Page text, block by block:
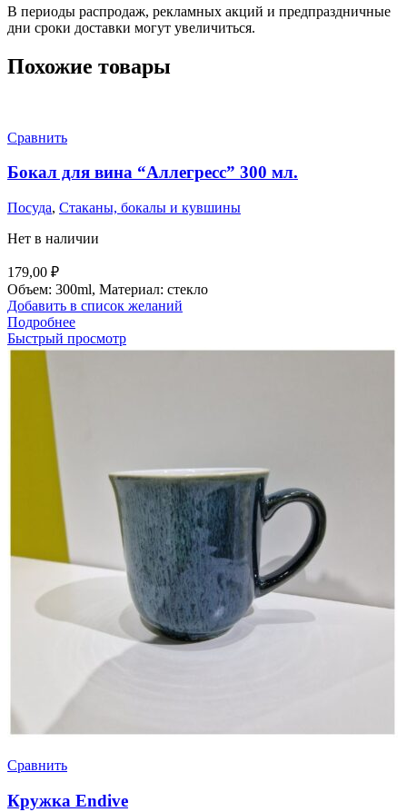
В периоды распродаж, рекламных акций и предпраздничные
дни сроки доставки могут увеличиться.
Похожие товары
Сравнить
Бокал для вина “Аллегресс” 300 мл.
Посуда, Стаканы, бокалы и кувшины
Нет в наличии
179,00 ₽
Объем: 300ml, Материал: стекло
Добавить в список желаний
Подробнее
Быстрый просмотр
Сравнить
Кружка Endive